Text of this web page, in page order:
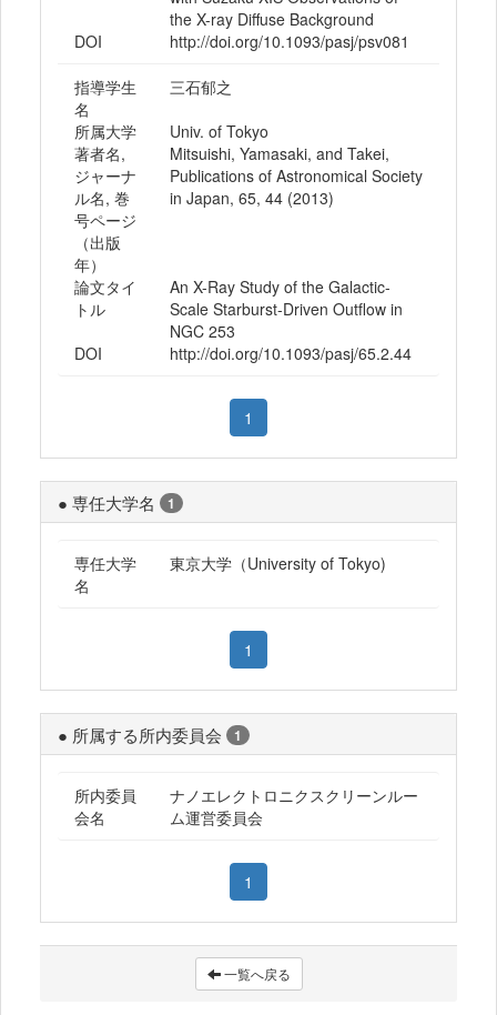
the X-ray Diffuse Background
DOI
http://doi.org/10.1093/pasj/psv081
指導学生
名
三石郁之
所属大学
Univ. of Tokyo
著者名,
ジャーナ
ル名, 巻
号ページ
（出版
年）
Mitsuishi, Yamasaki, and Takei,
Publications of Astronomical Society
in Japan, 65, 44 (2013)
論文タイ
トル
An X-Ray Study of the Galactic-
Scale Starburst-Driven Outflow in
NGC 253
DOI
http://doi.org/10.1093/pasj/65.2.44
1
● 専任大学名 1
専任大学
名
東京大学（University of Tokyo)
1
● 所属する所内委員会 1
所内委員
会名
ナノエレクトロニクスクリーンルー
ム運営委員会
1
一覧へ戻る